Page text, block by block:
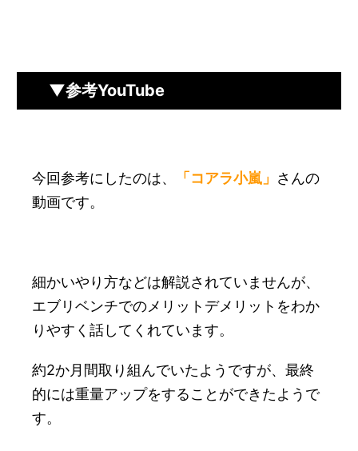
▼参考YouTube
今回参考にしたのは、 「コアラ小嵐」 さんの
動画です。
細かいやり方などは解説されていませんが、
エブリベンチでのメリットデメリットをわか
りやすく話してくれています。
約2か月間取り組んでいたようですが、最終
的には重量アップをすることができたようで
す。